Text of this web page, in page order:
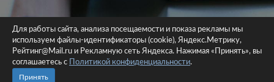
© 2026 pastein.ru |Пользовательское соглашение|Политика
конфиденциальности
Для работы сайта, анализа посещаемости и показа рекламы мы
используем файлы-идентификаторы (cookie), Яндекс.Метрику,
Рейтинг@Mail.ru и Рекламную сеть Яндекса. Нажимая «Принять», вы
соглашаетесь с
Политикой конфиденциальности.
Принять